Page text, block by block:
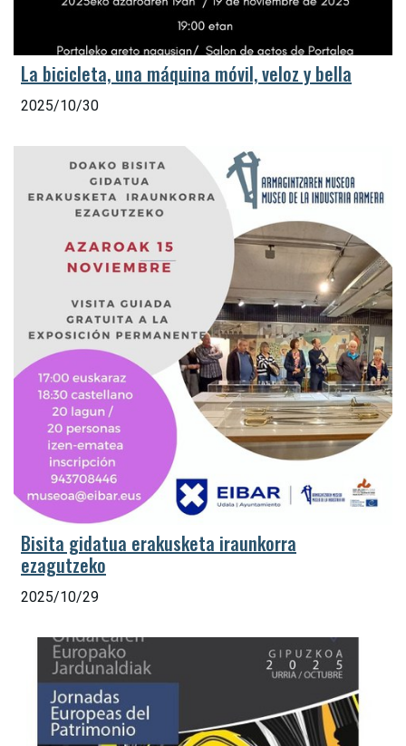
La bicicleta, una máquina móvil, veloz y bella
2025/10/30
Bisita gidatua erakusketa iraunkorra
ezagutzeko
2025/10/29